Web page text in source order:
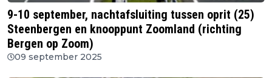
9-10 september, nachtafsluiting tussen oprit (25)
Steenbergen en knooppunt Zoomland (richting
Bergen op Zoom)
09 september 2025